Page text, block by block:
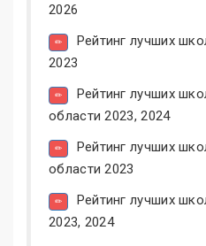
2026
Рейтинг лучших
2023
Рейтинг лучших
области 2023, 2024
Рейтинг лучших
области 2023
Рейтинг лучших
2023, 2024